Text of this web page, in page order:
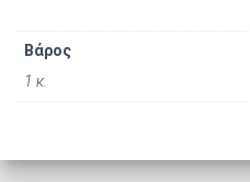
Βάρος
1 κ.